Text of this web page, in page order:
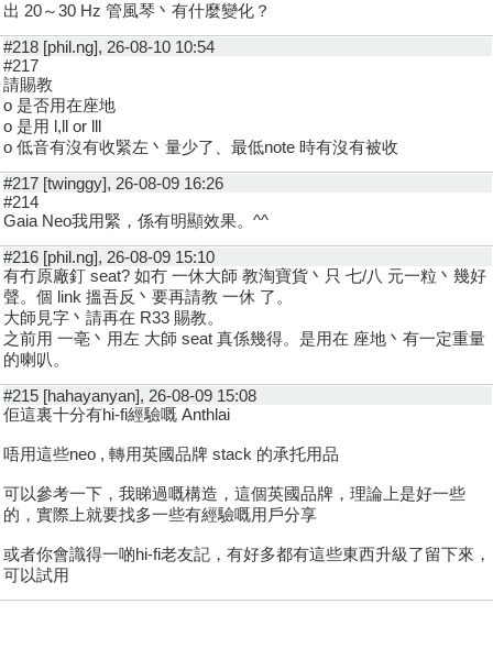
出 20～30 Hz 管風琴丶有什麼變化？
#218 [phil.ng], 26-08-10 10:54
#217
請賜教
o 是否用在座地
o 是用 l,ll or lll
o 低音有沒有收緊左丶量少了、最低note 時有沒有被收
#217 [twinggy], 26-08-09 16:26
#214
Gaia Neo我用緊，係有明顯效果。^^
#216 [phil.ng], 26-08-09 15:10
有冇原廠釘 seat? 如冇 一休大師 教淘寶貨丶只 七/八 元一粒丶幾好
聲。個 link 搵吾反丶要再請教 一休 了。
大師見字丶請再在 R33 賜教。
之前用 一亳丶用左 大師 seat 真係幾得。是用在 座地丶有一定重量
的喇叭。
#215 [hahayanyan], 26-08-09 15:08
佢這裏十分有hi-fi經驗嘅 Anthlai
唔用這些neo , 轉用英國品牌 stack 的承托用品
可以參考一下，我睇過嘅構造，這個英國品牌，理論上是好一些
的，實際上就要找多一些有經驗嘅用戶分享
或者你會識得一啲hi-fi老友記，有好多都有這些東西升級了留下來，
可以試用